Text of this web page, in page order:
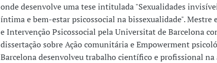
onde desenvolve uma tese intitulada "Sexualidades
íntima e bem-estar psicossocial na bissexualidade". Mestre
e Intervenção Psicossocial pela Universitat de Barcelona
dissertação sobre Ação comunitária e Empowerment
Barcelona desenvolveu trabalho científico e profissional na